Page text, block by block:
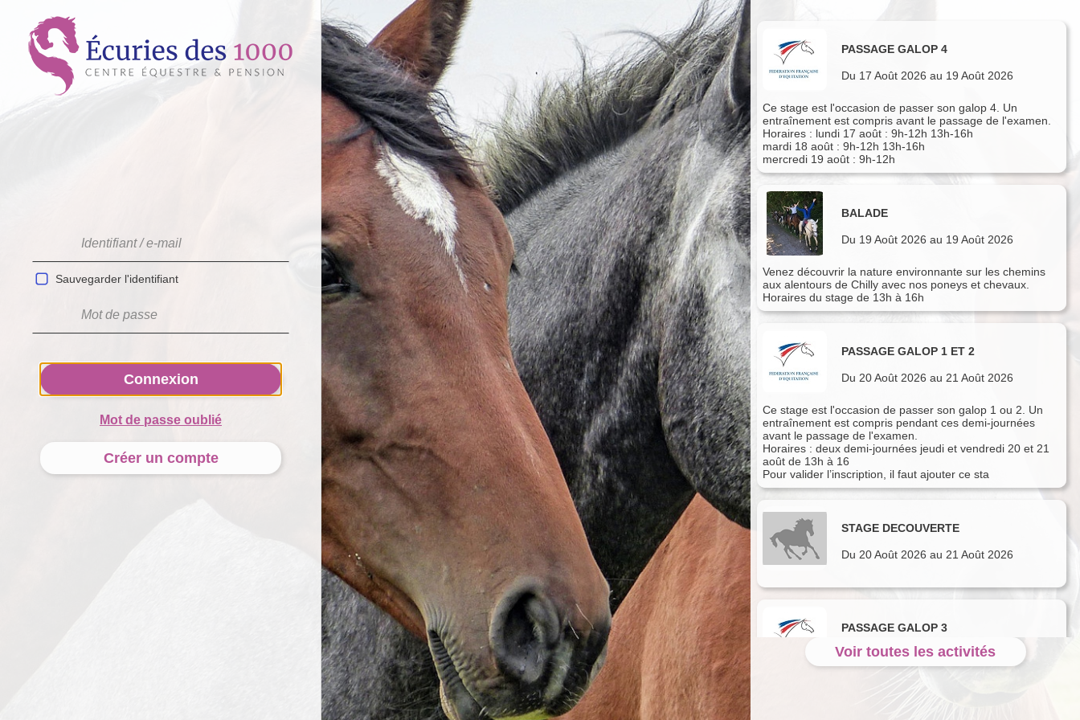
Ce stage est l'occasion de passer son galop 4. Un
entraînement est compris avant le passage de l'examen.
Horaires : lundi 17 août : 9h-12h 13h-16h
mardi 18 août : 9h-12h 13h-16h
mercredi 19 août : 9h-12h
PASSAGE GALOP 4
Du 17 Août 2026 au 19 Août 2026
Venez découvrir la nature environnante sur les chemins
aux alentours de Chilly avec nos poneys et chevaux.
Horaires du stage de 13h à 16h
BALADE
Du 19 Août 2026 au 19 Août 2026
Ce stage est l'occasion de passer son galop 1 ou 2. Un
entraînement est compris pendant ces demi-journées
avant le passage de l'examen.
Horaires : deux demi-journées jeudi et vendredi 20 et 21
août de 13h à 16
Pour valider l’inscription, il faut ajouter ce sta
PASSAGE GALOP 1 ET 2
Du 20 Août 2026 au 21 Août 2026
STAGE DECOUVERTE
Du 20 Août 2026 au 21 Août 2026
PASSAGE GALOP 3
Du 24 Août 2026 au 25 Août 2026
Voir toutes les activités
Sauvegarder l'identifiant
Connexion
Mot de passe oublié
Créer un compte